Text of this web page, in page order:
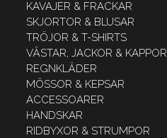
KAVAJER & FRACKAR
SKJORTOR & BLUSAR
TRÖJOR & T-SHIRTS
VÄSTAR, JACKOR & KAPPOR
REGNKLÄDER
MÖSSOR & KEPSAR
ACCESSOARER
HANDSKAR
RIDBYXOR & STRUMPOR